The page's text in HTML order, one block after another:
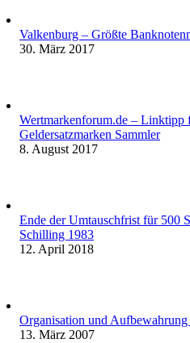
Valkenburg – Größte
30. März 2017
Wertmarkenforum.de – Linktipp
Geldersatzmarken Sammler
8. August 2017
Ende der Umtauschfrist für 500
Schilling 1983
12. April 2018
Organisation und
13. März 2007